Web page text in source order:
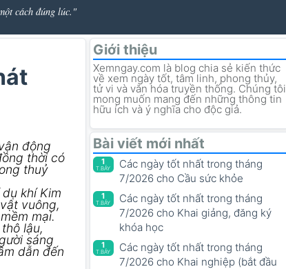
cách đúng lúc."
động
thời có
thuỷ
khí Kim
vuông,
mại.
lậu,
sáng
dẫn đến
Giới thiệu
Xemngay.com là blog chia sẻ kiến thức
về xem ngày tốt, tâm linh, phong thủy,
tử vi và văn hóa truyền thống. Chúng tôi
mong muốn mang đến những thông tin
hữu ích và ý nghĩa cho độc giả.
Bài viết mới nhất
1
T.BẢY
Các ngày tốt nhất trong tháng
7/2026 cho Cầu sức khỏe
1
T.BẢY
Các ngày tốt nhất trong tháng
7/2026 cho Khai giảng, đăng ký
khóa học
1
T.BẢY
Các ngày tốt nhất trong tháng
7/2026 cho Khai nghiệp (bắt đầu